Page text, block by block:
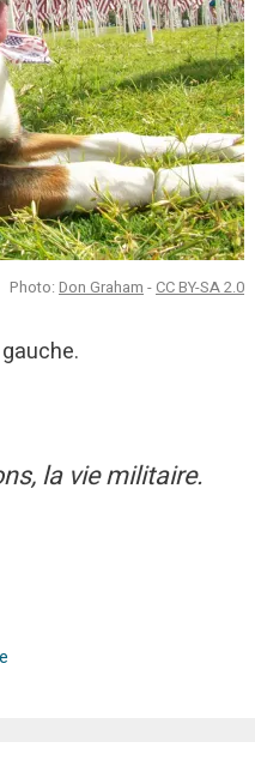
Photo: Don Graham - CC BY-SA 2.0
la vie militaire.